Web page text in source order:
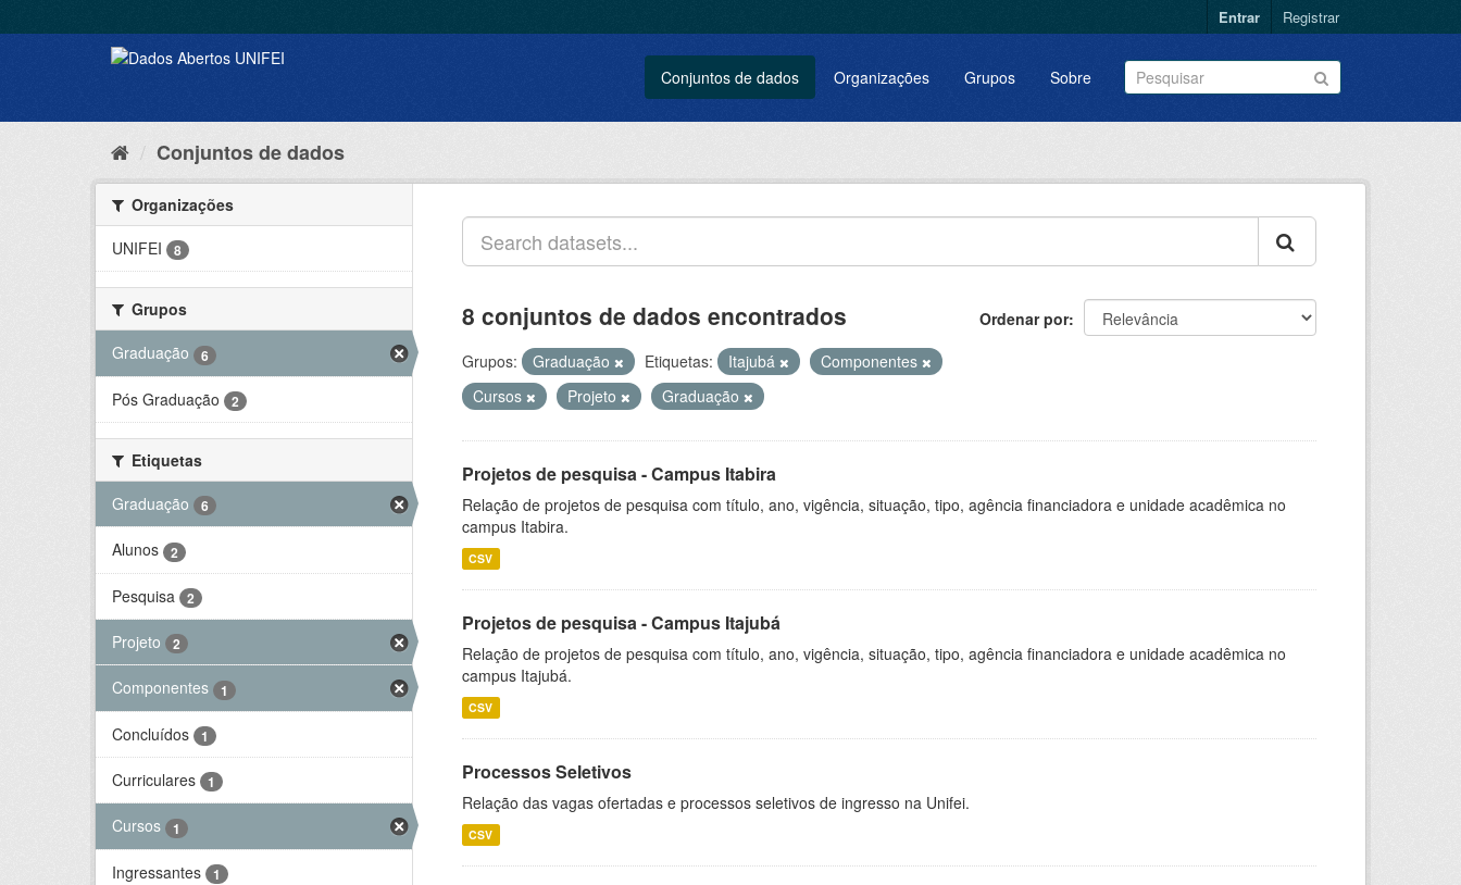
Entrar Registrar
Conjuntos de dados Organizações Grupos Sobre
Conjuntos de dados
Organizações
UNIFEI
8
Grupos
Graduação
6
Pós Graduação 2
Etiquetas
Graduação
6
Alunos 2
Pesquisa 2
Projeto 2
Componentes 1
Concluídos 1
Curriculares 1
Cursos 1
Ingressantes 1
Ordenar por
8 conjuntos de dados encontrados
Grupos: Graduação Etiquetas: Itajubá
Componentes
Cursos
Projeto Graduação
Projetos de pesquisa - Campus Itabira
Relação de projetos de pesquisa com título, ano, vigência, situação, tipo, agência financiadora e unidade acadêmica no
campus Itabira.
CSV
Projetos de pesquisa - Campus Itajubá
Relação de projetos de pesquisa com título, ano, vigência, situação, tipo, agência financiadora e unidade acadêmica no
campus Itajubá.
CSV
Processos Seletivos
Relação das vagas ofertadas e processos seletivos de ingresso na Unifei.
CSV